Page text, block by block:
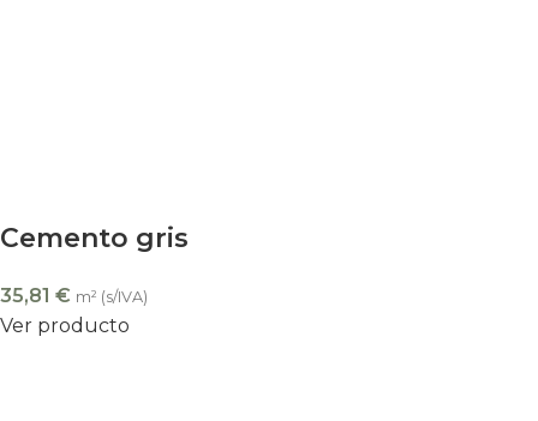
Cemento gris
35,81 € m² (s/IVA)
Ver producto